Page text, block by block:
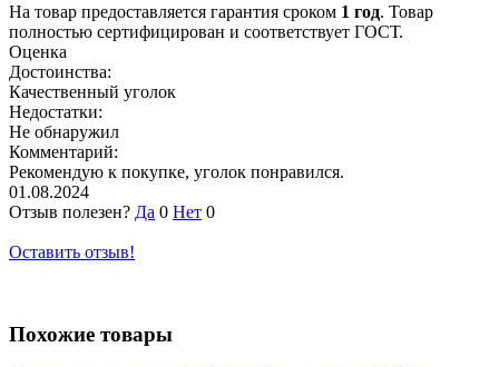
На товар предоставляется гарантия сроком 1 год. Товар
полностью сертифицирован и соответствует ГОСТ.
Оценка
Достоинства:
Качественный уголок
Недостатки:
Не обнаружил
Комментарий:
Рекомендую к покупке, уголок понравился.
01.08.2024
Отзыв полезен? Да 0 Нет 0
Оставить отзыв!
Похожие товары